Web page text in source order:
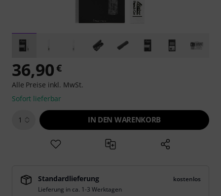
36,90€
Alle Preise inkl. MwSt.
Sofort lieferbar
1 IN DEN WARENKORB
Standardlieferung
kostenlos
Lieferung in ca. 1-3 Werktagen